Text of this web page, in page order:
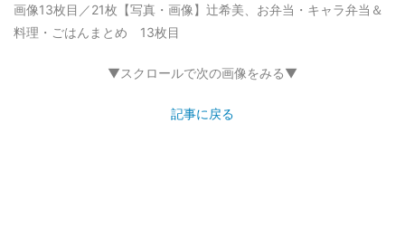
画像13枚目／21枚 【写真・画像】辻希美、お弁当・キャラ弁当＆
料理・ごはんまとめ 13枚目
▼スクロールで次の画像をみる▼
記事に戻る